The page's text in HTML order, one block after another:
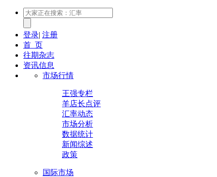
登录| 注册
首 页
往期杂志
资讯信息
市场行情
王强专栏
羊店长点评
汇率动态
市场分析
数据统计
新闻综述
政策
国际市场